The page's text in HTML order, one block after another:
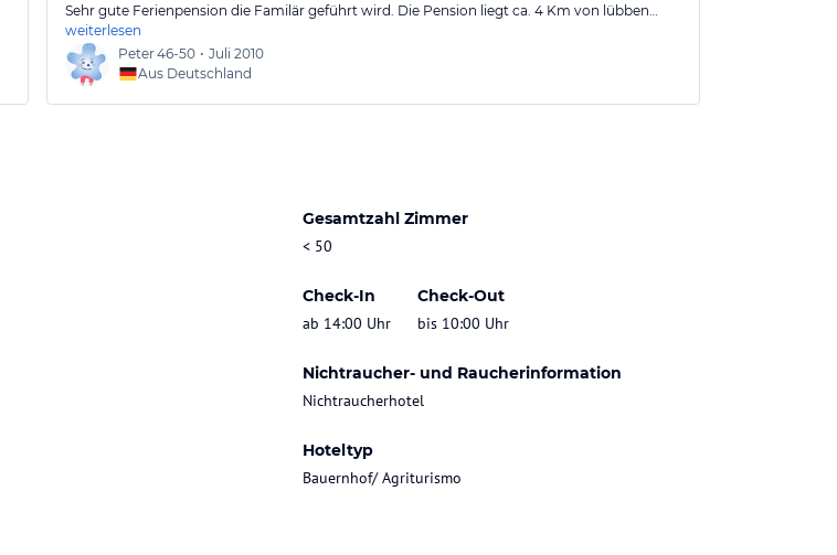
Sehr gute Ferienpension die Familär geführt wird. Die Pension liegt ca. 4 Km von lübben…
weiterlesen
Peter46-50 • Juli 2010
Aus Deutschland
Gesamtzahl Zimmer
< 50
Check-In
ab 14:00 Uhr
Check-Out
bis 10:00 Uhr
Nichtraucher- und Raucherinformation
Nichtraucherhotel
Hoteltyp
Bauernhof/ Agriturismo